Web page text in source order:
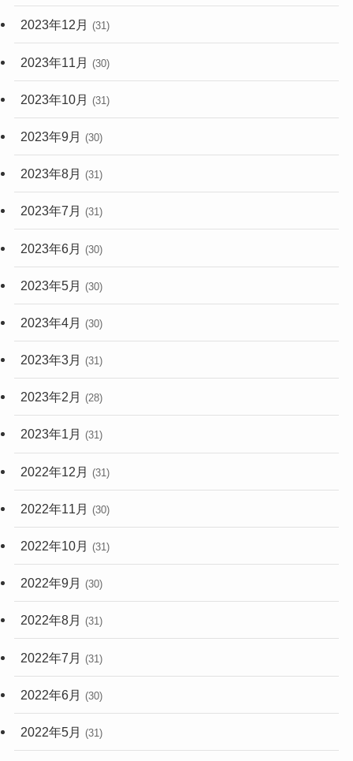
2023年12月 (31)
2023年11月 (30)
2023年10月 (31)
2023年9月 (30)
2023年8月 (31)
2023年7月 (31)
2023年6月 (30)
2023年5月 (30)
2023年4月 (30)
2023年3月 (31)
2023年2月 (28)
2023年1月 (31)
2022年12月 (31)
2022年11月 (30)
2022年10月 (31)
2022年9月 (30)
2022年8月 (31)
2022年7月 (31)
2022年6月 (30)
2022年5月 (31)